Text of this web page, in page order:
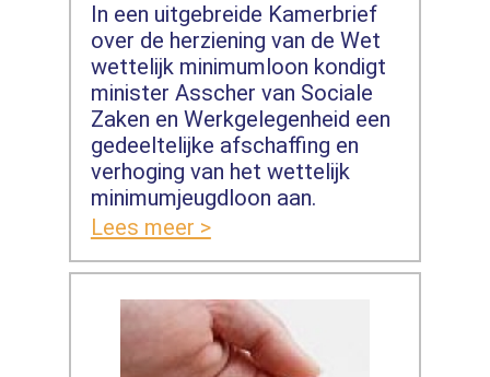
In een uitgebreide Kamerbrief
over de herziening van de Wet
wettelijk minimumloon kondigt
minister Asscher van Sociale
Zaken en Werkgelegenheid een
gedeeltelijke afschaffing en
verhoging van het wettelijk
minimumjeugdloon aan.
Lees meer >